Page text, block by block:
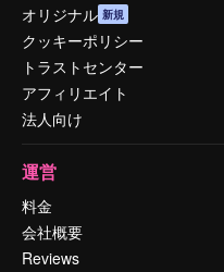
オリジナル 新規
クッキーポリシー
トラストセンター
アフィリエイト
法人向け
運営
料金
会社概要
Reviews